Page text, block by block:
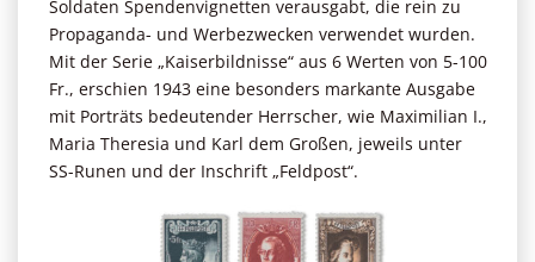
Soldaten Spendenvignetten verausgabt, die rein zu
Propaganda- und Werbezwecken verwendet wurden.
Mit der Serie „Kaiserbildnisse“ aus 6 Werten von 5-100
Fr., erschien 1943 eine besonders markante Ausgabe
mit Porträts bedeutender Herrscher, wie Maximilian I.,
Maria Theresia und Karl dem Großen, jeweils unter
SS-Runen und der Inschrift „Feldpost“.